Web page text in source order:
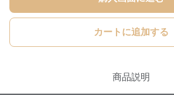
カートに追加する
商品説明